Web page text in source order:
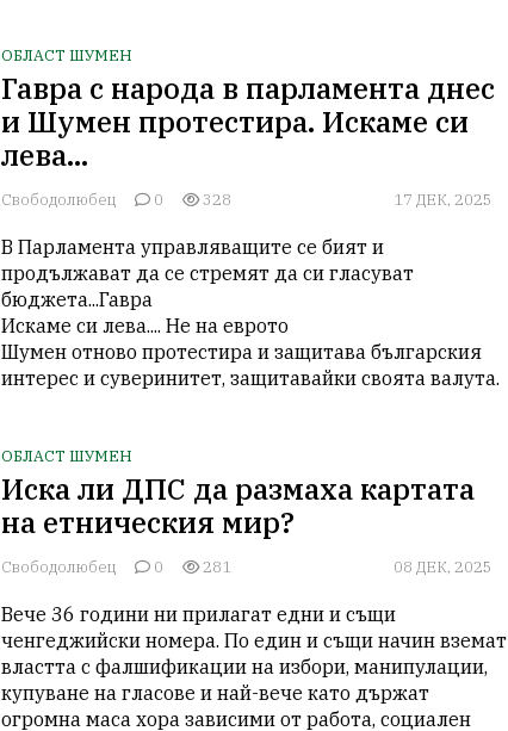
ОБЛАСТ ШУМЕН
Гавра с народа в парламента днес
и Шумен протестира. Искаме си
лева…
Свободолюбец 0 328 17 ДЕК, 2025
В Парламента управляващите се бият и
продължават да се стремят да си гласуват
бюджета...Гавра
Искаме си лева.... Не на еврото
Шумен отново протестира и защитава българския
ОБЛАСТ ШУМЕН
Иска ли ДПС да размаха картата
на етническия мир?
Свободолюбец 0 281 08 ДЕК, 2025
Вече 36 години ни прилагат едни и същи
ченгеджийски номера. По един и същи начин вземат
властта с фалшификации на избори, манипулации,
купуване на гласове и най-вече като държат
огромна маса хора зависими от работа, социален